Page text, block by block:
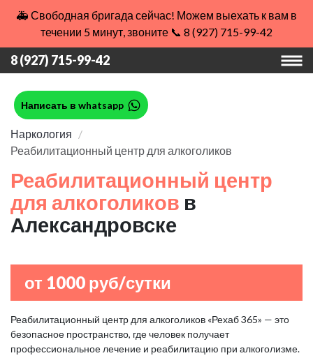
🚑 Свободная бригада сейчас! Можем выехать к вам в
течении 5 минут, звоните 📞 8 (927) 715-99-42
8 (927) 715-99-42
Написать в whatsapp
Наркология
Реабилитационный центр для алкоголиков
Реабилитационный центр
для алкоголиков в
Александровске
от 1000 руб/сутки
Реабилитационный центр для алкоголиков «Рехаб 365» — это
безопасное пространство, где человек получает
профессиональное лечение и реабилитацию при алкоголизме.